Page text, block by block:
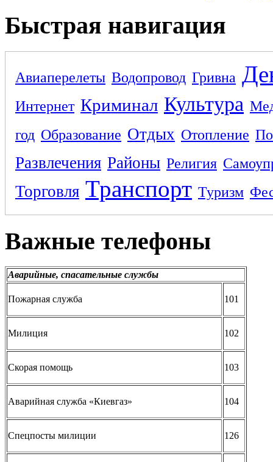
Быстрая навигация
Авиаперелеты Водопровод Гривна
Интернет Криминал Культура
год Образование Отдых Отопление
Развлечения Районы Религия
Торговля Транспорт Туризм
Важные телефоны
Аварийные, спасательные службы
Пожарная служба 101
Милиция 102
Скорая помощь 103
Аварийная служба «Киевгаз» 104
Спецпосты милиции 126